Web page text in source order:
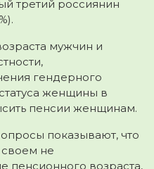
третий россиянин
мужчин и
гендерного
женщины в
пенсии женщинам.
показывают, что
не
возраста,